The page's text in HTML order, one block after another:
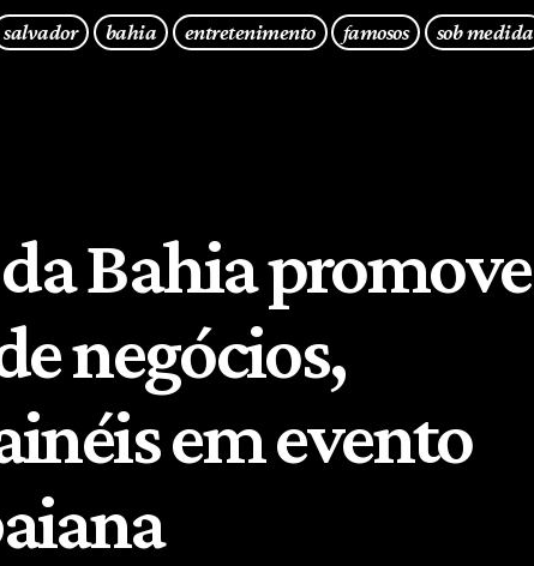
salvador bahia entretenimento famosos sob medida
Bahia promove
negócios,
em evento